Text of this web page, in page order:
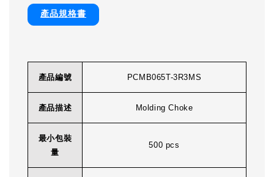
產品規格書
產品編號 PCMB065T-3R3MS
產品描述 Molding Choke
最小包裝
量
500 pcs